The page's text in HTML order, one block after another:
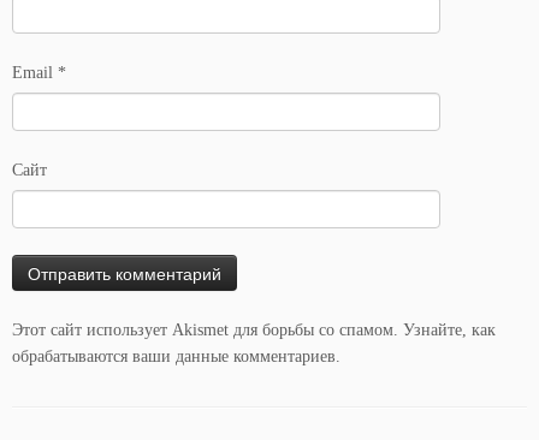
Email *
Сайт
Этот сайт использует Akismet для борьбы со спамом. Узнайте, как
обрабатываются ваши данные комментариев.